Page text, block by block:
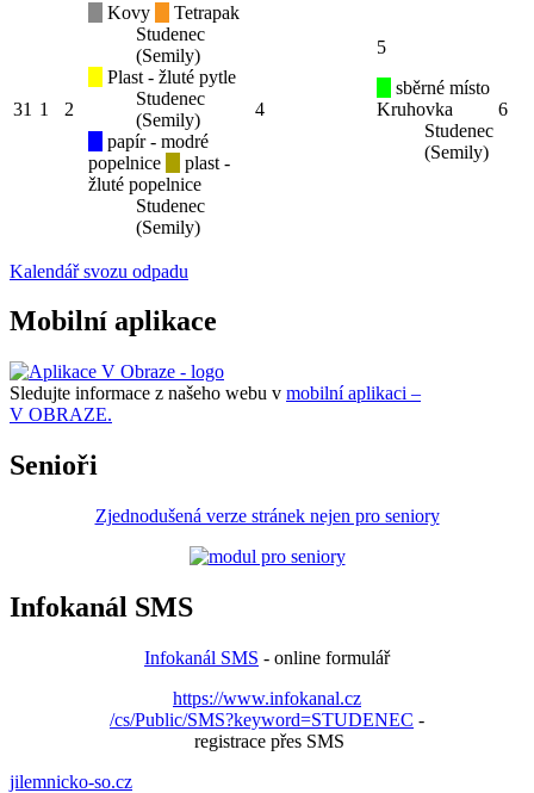
31 1 2
Kovy
Tetrapak
Studenec
(Semily)
Plast - žluté pytle
Studenec
(Semily)
papír - modré
popelnice
plast -
žluté popelnice
Studenec
(Semily)
4
5
sběrné místo
Kruhovka
Studenec
(Semily)
6
Kalendář svozu odpadu
Mobilní aplikace
Sledujte informace z našeho webu v mobilní aplikaci –
V OBRAZE.
Senioři
Zjednodušená verze stránek nejen pro seniory
Infokanál SMS
Infokanál SMS - online formulář
https://www.infokanal.cz
/cs/Public/SMS?keyword=STUDENEC -
registrace přes SMS
jilemnicko-so.cz